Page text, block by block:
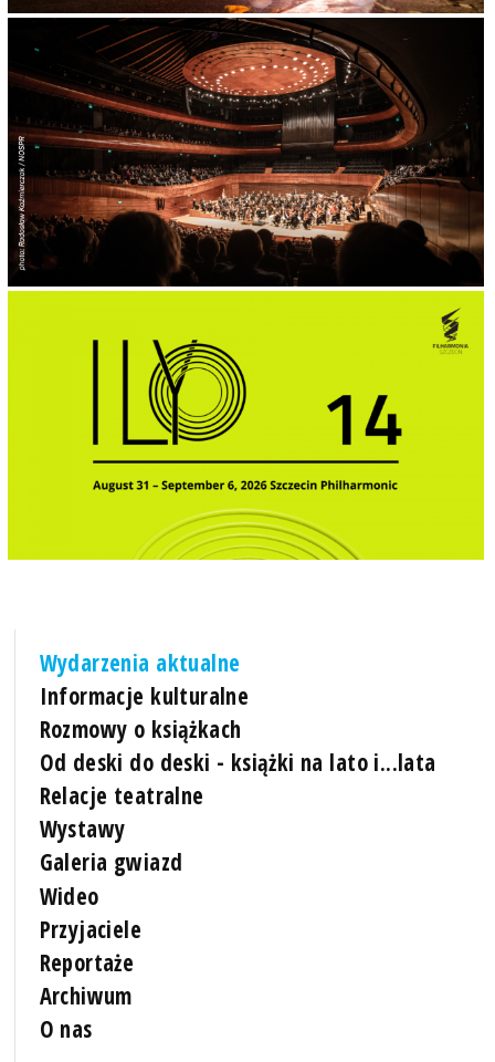
Wydarzenia aktualne
Informacje kulturalne
Rozmowy o książkach
Od deski do deski - książki na lato i...lata
Relacje teatralne
Wystawy
Galeria gwiazd
Wideo
Przyjaciele
Reportaże
Archiwum
O nas